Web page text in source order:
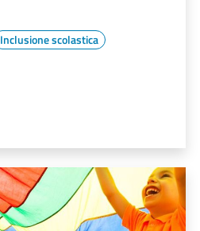
Inclusione scolastica